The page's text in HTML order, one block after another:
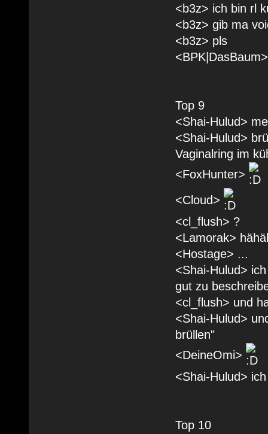
<b3z> ich bin rl
<b3z> gib ma
<b3z> pls
Top 9
<Shai-Hulud>
<Shai-Hulud>
Vaginalring im
<FoxHunter>
<Cloud>
<cl_flush> ?
<Lamorak>
<Hostage> ...
<Shai-Hulud>
gut zu
<cl_flush> und
<Shai-Hulud>
brüllen"
<DeineOmi>
<Shai-Hulud>
Top 10